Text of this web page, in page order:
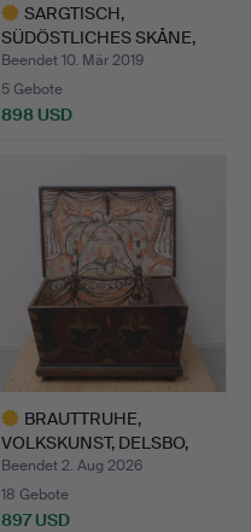
SARGTISCH,
SÜDÖSTLICHES SKÅNE,
maserfarben…
Beendet 10. Mär 2019
5 Gebote
898 USD
BRAUTTRUHE,
VOLKSKUNST, DELSBO,
HÄLSINGLAN…
Beendet 2. Aug 2026
18 Gebote
897 USD